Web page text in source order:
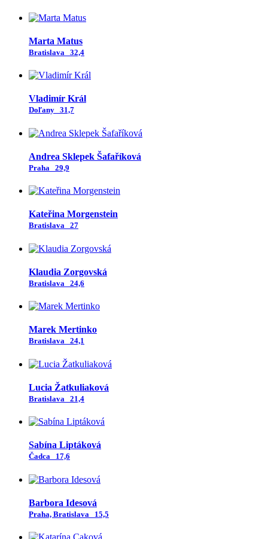
Marta Matus
Bratislava 32,4
Vladimír Král
Doľany 31,7
Andrea Sklepek Šafaříková
Praha 29,9
Kateřina Morgenstein
Bratislava 27
Klaudia Zorgovská
Bratislava 24,6
Marek Mertinko
Bratislava 24,1
Lucia Žatkuliaková
Bratislava 21,4
Sabína Liptáková
Čadca 17,6
Barbora Idesová
Praha, Bratislava 15,5